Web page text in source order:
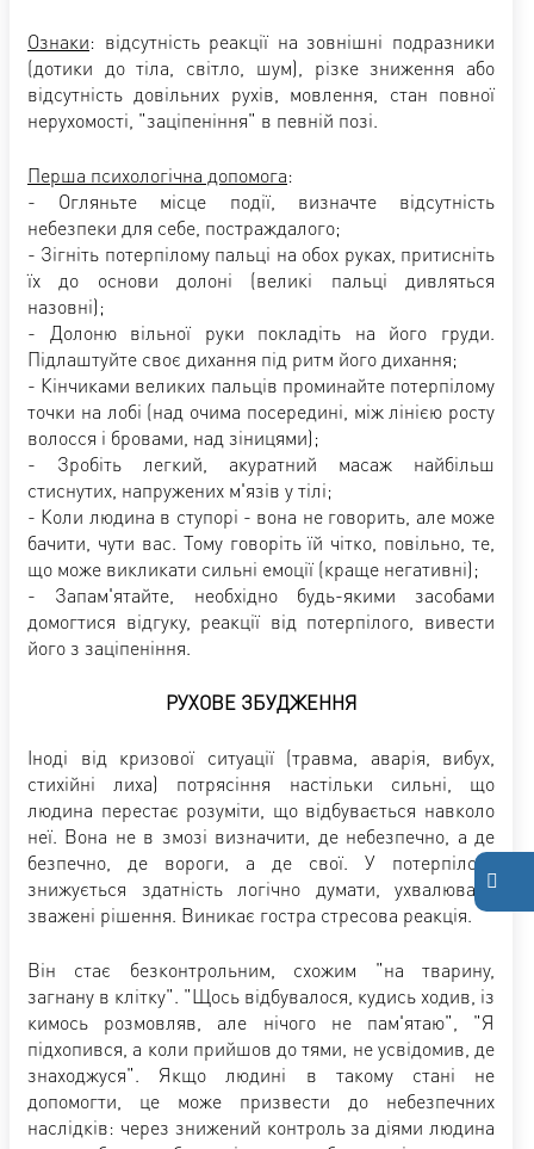
Ознаки: відсутність реакції на зовнішні подразники
(дотики до тіла, світло, шум), різке зниження або
відсутність довільних рухів, мовлення, стан повної
нерухомості, "заціпеніння" в певній позі.
Перша психологічна допомога:
- Огляньте місце події, визначте відсутність
небезпеки для себе, постраждалого;
- Зігніть потерпілому пальці на обох руках, притисніть
їх до основи долоні (великі пальці дивляться
назовні);
- Долоню вільної руки покладіть на його груди.
Підлаштуйте своє дихання під ритм його дихання;
- Кінчиками великих пальців проминайте потерпілому
точки на лобі (над очима посередині, між лінією росту
волосся і бровами, над зіницями);
- Зробіть легкий, акуратний масаж найбільш
стиснутих, напружених м'язів у тілі;
- Коли людина в ступорі - вона не говорить, але може
бачити, чути вас. Тому говоріть їй чітко, повільно, те,
що може викликати сильні емоції (краще негативні);
- Запам'ятайте, необхідно будь-якими засобами
домогтися відгуку, реакції від потерпілого, вивести
його з заціпеніння.
РУХОВЕ ЗБУДЖЕННЯ
Іноді від кризової ситуації (травма, аварія, вибух,
стихійні лиха) потрясіння настільки сильні, що
людина перестає розуміти, що відбувається навколо
неї. Вона не в змозі визначити, де небезпечно, а де
безпечно, де вороги, а де свої. У потерпілого
знижується здатність логічно думати, ухвалювати
зважені рішення. Виникає гостра стресова реакція.
Він стає безконтрольним, схожим "на тварину,
загнану в клітку". "Щось відбувалося, кудись ходив, із
кимось розмовляв, але нічого не пам'ятаю", "Я
підхопився, а коли прийшов до тями, не усвідомив, де
знаходжуся". Якщо людині в такому стані не
допомогти, це може призвести до небезпечних
наслідків: через знижений контроль за діями людина